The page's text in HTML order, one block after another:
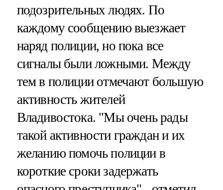
подозрительных людях. По
каждому сообщению выезжает
наряд полиции, но пока все
сигналы были ложными. Между
тем в полиции отмечают большую
активность жителей
Владивостока. "Мы очень рады
такой активности граждан и их
желанию помочь полиции в
короткие сроки задержать